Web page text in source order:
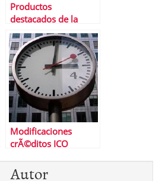
Productos
destacados de la
semana
Modificaciones
crÃ©ditos ICO
El ICO esta igual de
Autor